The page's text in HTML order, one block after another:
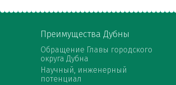
Преимущества Дубны
Обращение Главы городского
округа Дубна
Научный, инженерный
потенциал